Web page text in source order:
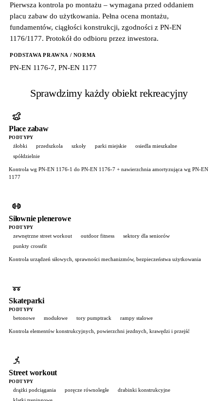
Pierwsza kontrola po montażu – wymagana przed oddaniem
placu zabaw do użytkowania. Pełna ocena montażu,
fundamentów, ciągłości konstrukcji, zgodności z PN-EN
1176/1177. Protokół do odbioru przez inwestora.
PODSTAWA PRAWNA / NORMA
PN-EN 1176-7, PN-EN 1177
Sprawdzimy każdy obiekt rekreacyjny
Place zabaw
PODTYPY
żłobki przedszkola szkoły parki miejskie
osiedla mieszkalne
spółdzielnie
Kontrola wg PN-EN 1176-1 do PN-EN 1176-7 + nawierzchnia amortyzująca wg PN-EN
1177
Siłownie plenerowe
PODTYPY
zewnętrzne street workout outdoor fitness
sektory dla seniorów
punkty crossfit
Kontrola urządzeń siłowych, sprawności mechanizmów, bezpieczeństwa użytkowania
Skateparki
PODTYPY
betonowe modułowe tory pumptrack rampy stalowe
Kontrola elementów konstrukcyjnych, powierzchni jezdnych, krawędzi i przejść
Street workout
PODTYPY
drążki podciągania poręcze równoległe
drabinki konstrukcyjne